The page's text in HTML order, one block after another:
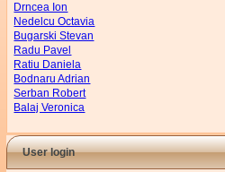
Drncea Ion
Nedelcu Octavia
Bugarski Stevan
Radu Pavel
Ratiu Daniela
Bodnaru Adrian
Serban Robert
Balaj Veronica
User login